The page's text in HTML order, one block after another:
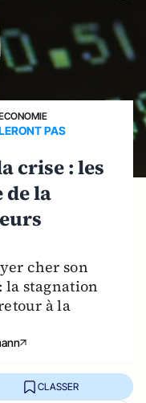
PAS
crise : les
de la
cher son
stagnation
à la
CLASSER